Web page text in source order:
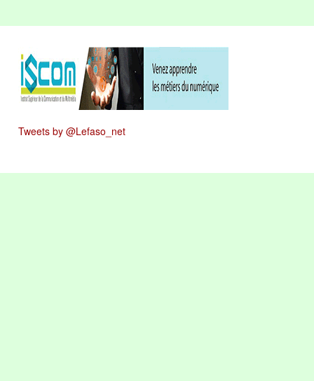
Tweets by @Lefaso_net